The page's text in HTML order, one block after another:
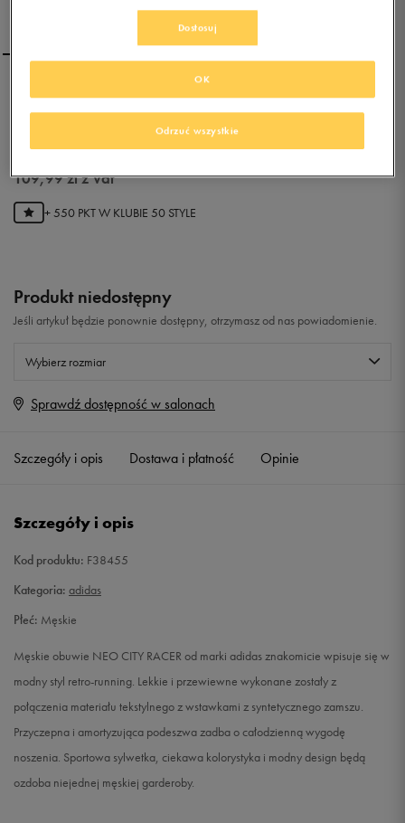
ADIDAS NEO CITY RACER
109,99złz Vat
+ 550 PKT W KLUBIE 50 STYLE
Produkt niedostępny
Jeśli artykuł będzie ponownie dostępny, otrzymasz od nas powiadomienie.
Wybierz rozmiar
Rozmiary EU
41 1/3
44 28 cm
46 29,5 cm Powiadom o dostępności
46 2/3 30 cm Powiadom o dostępności
Sprawdź dostępność w salonach
Szczegóły i opis Dostawa i płatność Opinie
Szczegóły i opis
Kod produktu: F38455
Kategoria: adidas
Płeć: Męskie
Męskie obuwie NEO CITY RACER od marki adidas znakomicie wpisuje się w
modny styl retro-running. Lekkie i przewiewne wykonane zostały z
połączenia materiału tekstylnego z wstawkami z syntetycznego zamszu.
Przyczepna i amortyzująca podeszwa zadba o całodzienną wygodę
noszenia. Sportowa sylwetka, ciekawa kolorystyka i modny design będą
ozdoba niejednej męskiej garderoby.
Dostosuj
Odrzuć wszystkie
OK